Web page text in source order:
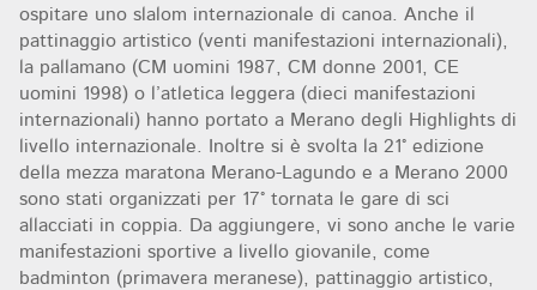
ospitare uno slalom internazionale di canoa. Anche il
pattinaggio artistico (venti manifestazioni internazionali),
la pallamano (CM uomini 1987, CM donne 2001, CE
uomini 1998) o l’atletica leggera (dieci manifestazioni
internazionali) hanno portato a Merano degli Highlights di
livello internazionale. Inoltre si è svolta la 21° edizione
della mezza maratona Merano-Lagundo e a Merano 2000
sono stati organizzati per 17° tornata le gare di sci
allacciati in coppia. Da aggiungere, vi sono anche le varie
manifestazioni sportive a livello giovanile, come
badminton (primavera meranese), pattinaggio artistico,